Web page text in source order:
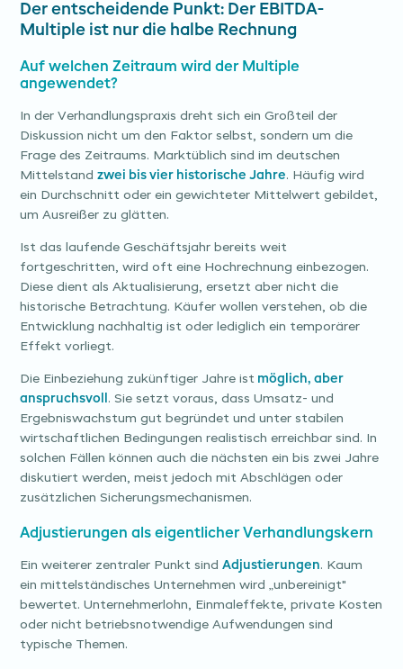
Der entscheidende Punkt: Der EBITDA-
Multiple ist nur die halbe Rechnung
Auf welchen Zeitraum wird der Multiple
angewendet?
In der Verhandlungspraxis dreht sich ein Großteil der
Diskussion nicht um den Faktor selbst, sondern um die
Frage des Zeitraums. Marktüblich sind im deutschen
Mittelstandzwei bis vier historische Jahre. Häufig wird
ein Durchschnitt oder ein gewichteter Mittelwert gebildet,
um Ausreißer zu glätten.
Ist das laufende Geschäftsjahr bereits weit
fortgeschritten, wird oft eine Hochrechnung einbezogen.
Diese dient als Aktualisierung, ersetzt aber nicht die
historische Betrachtung. Käufer wollen verstehen, ob die
Entwicklung nachhaltig ist oder lediglich ein temporärer
Effekt vorliegt.
Die Einbeziehung zukünftiger Jahre ist möglich, aber
anspruchsvoll . Sie setzt voraus, dass Umsatz- und
Ergebniswachstum gut begründet und unter stabilen
wirtschaftlichen Bedingungen realistisch erreichbar sind. In
solchen Fällen können auch die nächsten ein bis zwei Jahre
diskutiert werden, meist jedoch mit Abschlägen oder
zusätzlichen Sicherungsmechanismen.
Adjustierungen als eigentlicher Verhandlungskern
Ein weiterer zentraler Punkt sindAdjustierungen. Kaum
ein mittelständisches Unternehmen wird „unbereinigt"
bewertet. Unternehmerlohn, Einmaleffekte, private Kosten
oder nicht betriebsnotwendige Aufwendungen sind
typische Themen.